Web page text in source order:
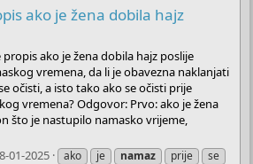
ako je žena dobila hajz
propis ako je žena dobila hajz poslije
vremena, da li je obavezna naklanjati
očisti, a isto tako ako se očisti prije
vremena? Odgovor: Prvo: ako je žena
što je nastupilo namasko vrijeme,
01-2025 ako je namaz prije
se